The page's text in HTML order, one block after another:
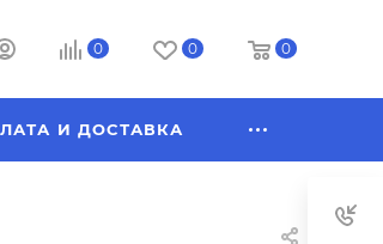
0 0 0
И ДОСТАВКА